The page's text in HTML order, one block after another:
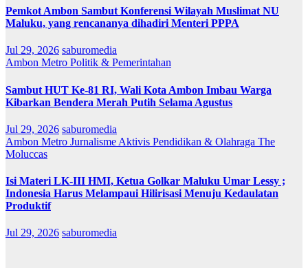
Pemkot Ambon Sambut Konferensi Wilayah Muslimat NU
Maluku, yang rencananya dihadiri Menteri PPPA
Jul 29, 2026 saburomedia
Ambon Metro Politik & Pemerintahan
Sambut HUT Ke-81 RI, Wali Kota Ambon Imbau Warga
Kibarkan Bendera Merah Putih Selama Agustus
Jul 29, 2026 saburomedia
Ambon Metro Jurnalisme Aktivis Pendidikan & Olahraga The
Moluccas
Isi Materi LK-III HMI, Ketua Golkar Maluku Umar Lessy ;
Indonesia Harus Melampaui Hilirisasi Menuju Kedaulatan
Produktif
Jul 29, 2026 saburomedia